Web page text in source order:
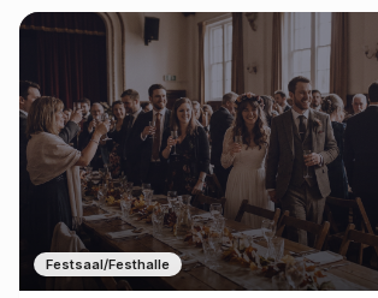
Festsaal/Festhalle